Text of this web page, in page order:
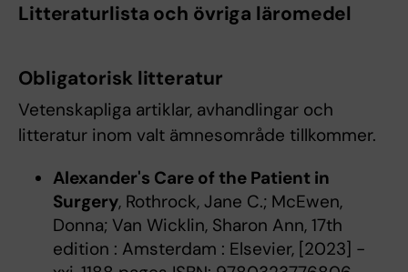
Litteraturlista och övriga läromedel
Obligatorisk litteratur
Vetenskapliga artiklar, avhandlingar och
litteratur inom valt ämnesområde tillkommer.
Alexander's Care of the Patient in
Surgery, Rothrock, Jane C.; McEwen,
Donna; Van Wicklin, Sharon Ann, 17th
edition : Amsterdam : Elsevier, [2023] -